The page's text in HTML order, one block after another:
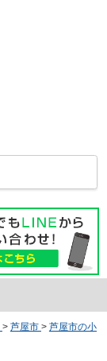
> 芦屋市 > 芦屋市の小